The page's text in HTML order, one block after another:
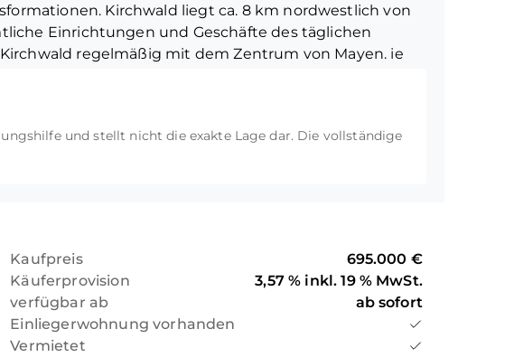
an den Fernverkehr in Koblenz. Als Schulstadt bietet
mehrere Grundschulen, zwei Gymnasien, eine
berufsbildende Schule. Besonders hervorzuheben
Kirchwald liegt ca. 8 km nordwestlich von
Einrichtungen und Geschäfte des täglichen
regelmäßig mit dem Zentrum von Mayen. ie
Ort selbst befinden sich ein Kindergarten, eine
was modernes Home-Office in ländlicher Idylle
und stellt nicht die exakte Lage dar. Die vollständige
Kaufpreis
695.000 €
Käuferprovision
3,57 % inkl. 19 % MwSt.
verfügbar ab
ab sofort
Einliegerwohnung vorhanden
Vermietet